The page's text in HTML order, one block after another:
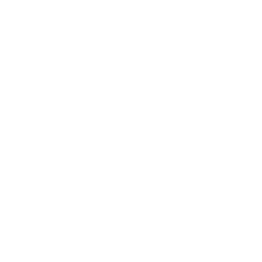
- واحد ۳